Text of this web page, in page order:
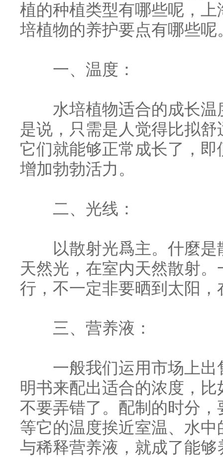
植的种植类型有哪些呢，
培植物的养护要点有哪些呢
一、温度：
水培植物适合的成长温
是说，只需是人觉得比拟
它们就能够正常成长了，
增加勃勃活力。
二、光线：
以散射光爲主。什麼是
天然光，在室内天然散射
行，不一定非要晒到太阳
三、营养液：
一般我们运用市场上出
明书来配出适合的浓度，
不要弄错了。配制的时分
等它的温度挨近室温、水
与稀释营养液，就成了能